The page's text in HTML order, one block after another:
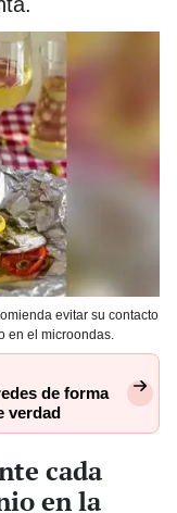
evitar su contacto
en el microondas.
de forma
verdad
cada
en la